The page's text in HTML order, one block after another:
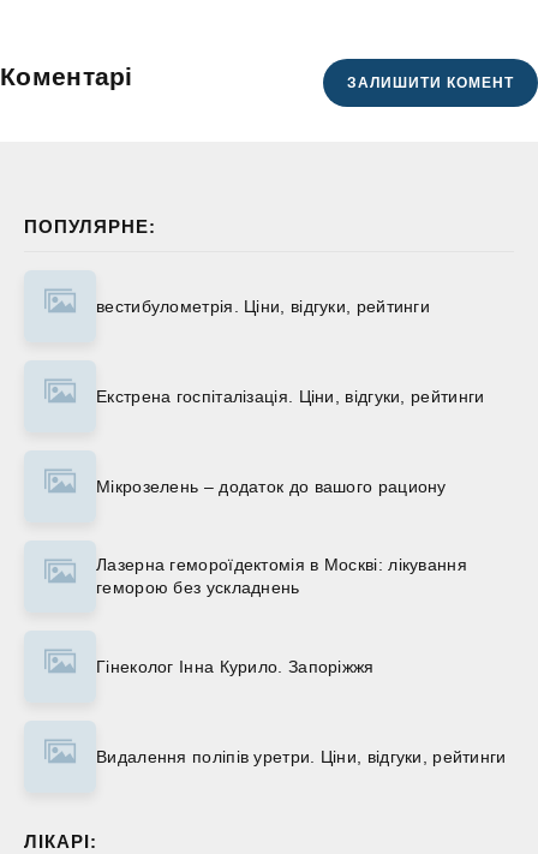
ПОПУЛЯРНЕ:
вестибулометрія. Ціни, відгуки, рейтинги
Екстрена госпіталізація. Ціни, відгуки, рейтинги
Мікрозелень – додаток до вашого рациону
Лазерна гемороїдектомія в Москві: лікування
геморою без ускладнень
Гінеколог Інна Курило. Запоріжжя
Видалення поліпів уретри. Ціни, відгуки, рейтинги
ЛІКАРІ:
Коментарі ЗАЛИШИТИ КОМЕНТ